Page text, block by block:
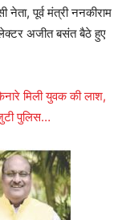
नेता, पूर्व मंत्री ननकीराम
अजीत बसंत बैठे हुए
मिली युवक की लाश,
पुलिस…